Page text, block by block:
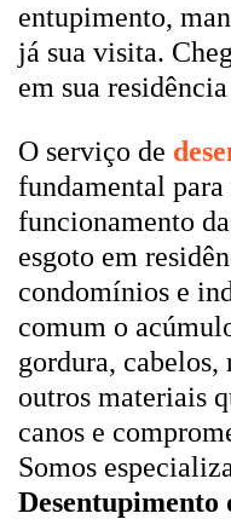
entupimento,
já sua visita.
em sua
O serviço de
fundamental
funcionamento
esgoto em
condomínios e
comum o
gordura, cabelos,
outros materiais
canos e
Somos
Desentupimento